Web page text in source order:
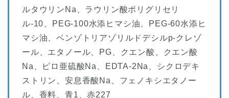
ルタウリンNa、ラウリン酸ポリグリセリ
ル-10、PEG-100水添ヒマシ油、PEG-60水添ヒ
マシ油、ベンゾトリアゾリルドデシルp-クレゾ
ール、エタノール、PG、クエン酸、クエン酸
Na、ピロ亜硫酸Na、EDTA-2Na、シクロデキ
ストリン、安息香酸Na、フェノキシエタノー
ル、香料、青1、赤227